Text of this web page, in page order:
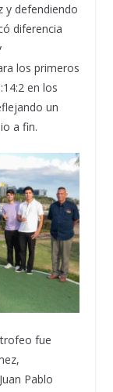
y defendiendo
diferencia
los primeros
en los
un
a fin.
fue
Pablo